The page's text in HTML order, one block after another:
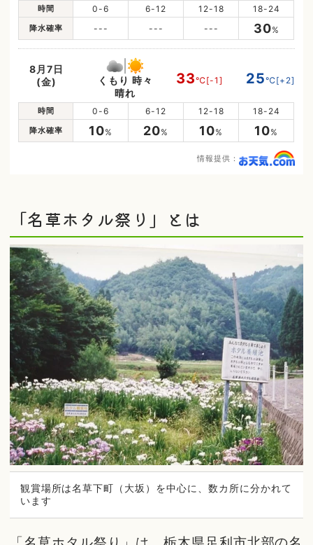
時間 0-6 6-12 12-18 18-24
降水確率 --- --- --- 30%
8月7日
(金)
くもり 時々
晴れ
33℃[-1] 25℃[+2]
時間 0-6 6-12 12-18 18-24
降水確率 10% 20% 10% 10%
情報提供：
「名草ホタル祭り」とは
観賞場所は名草下町（大坂）を中心に、数カ所に分かれて
います